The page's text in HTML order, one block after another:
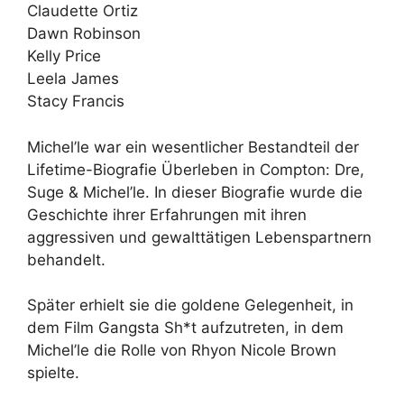
Claudette Ortiz
Dawn Robinson
Kelly Price
Leela James
Stacy Francis
Michel’le war ein wesentlicher Bestandteil der
Lifetime-Biografie Überleben in Compton: Dre,
Suge & Michel’le. In dieser Biografie wurde die
Geschichte ihrer Erfahrungen mit ihren
aggressiven und gewalttätigen Lebenspartnern
behandelt.
Später erhielt sie die goldene Gelegenheit, in
dem Film Gangsta Sh*t aufzutreten, in dem
Michel’le die Rolle von Rhyon Nicole Brown
spielte.